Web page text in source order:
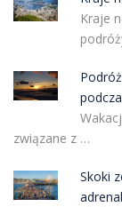
Kraje
związane z …
Skoki